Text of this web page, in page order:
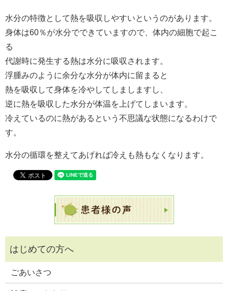
水分の特徴として熱を吸収しやすいというのがあります。
身体は60％が水分でできていますので、体内の細胞で起こ
る
代謝時に発生する熱は水分に吸収されます。
浮腫みのように余分な水分が体内に留まると
熱を吸収して身体を冷やしてしましますし、
逆に熱を吸収した水分が体温を上げてしまいます。
冷えているのに熱があるという不思議な状態になるわけで
す。
水分の循環を整えてあげれば冷えも熱もなくなります。
ごあいさつ